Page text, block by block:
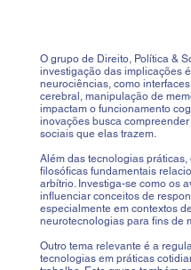
O grupo de Direito, Política &
investigação das implicações
neurociências, como
cerebral, manipulação de
impactam o funcionamento
inovações busca
sociais que elas trazem.
Além das tecnologias
filosóficas fundamentais
arbítrio. Investiga-se como os
influenciar conceitos de
especialmente em contextos
neurotecnologias para fins de
Outro tema relevante é a
tecnologias em práticas